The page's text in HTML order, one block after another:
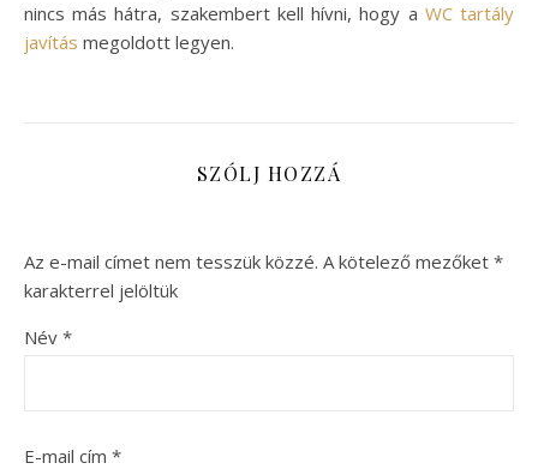
nincs más hátra, szakembert kell hívni, hogy a WC tartály
javítás megoldott legyen.
SZÓLJ HOZZÁ
Az e-mail címet nem tesszük közzé. A kötelező mezőket *
karakterrel jelöltük
Név *
E-mail cím *